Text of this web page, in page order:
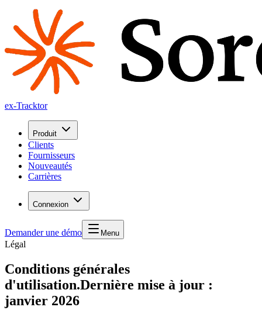
ex-Tracktor
Produit
Clients
Fournisseurs
Nouveautés
Carrières
Connexion
Demander une démo Menu
Légal
Conditions générales
d'utilisation.Dernière mise à jour :
janvier 2026